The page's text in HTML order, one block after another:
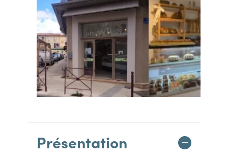
Présentation